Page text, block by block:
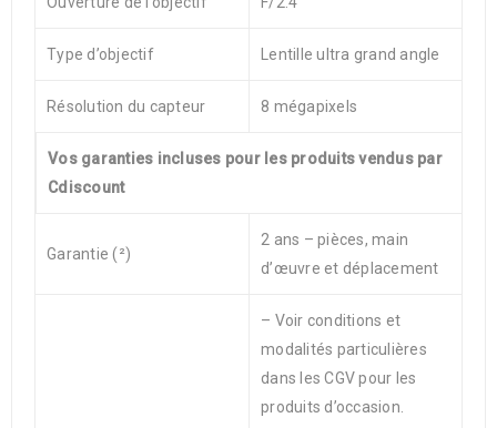
Type d’objectif Lentille ultra grand angle
Résolution du capteur 8 mégapixels
Vos garanties incluses pour les produits vendus par
Cdiscount
Garantie (²)
2 ans – pièces, main
d’œuvre et déplacement
– Voir conditions et
modalités particulières
dans les CGV pour les
produits d’occasion.